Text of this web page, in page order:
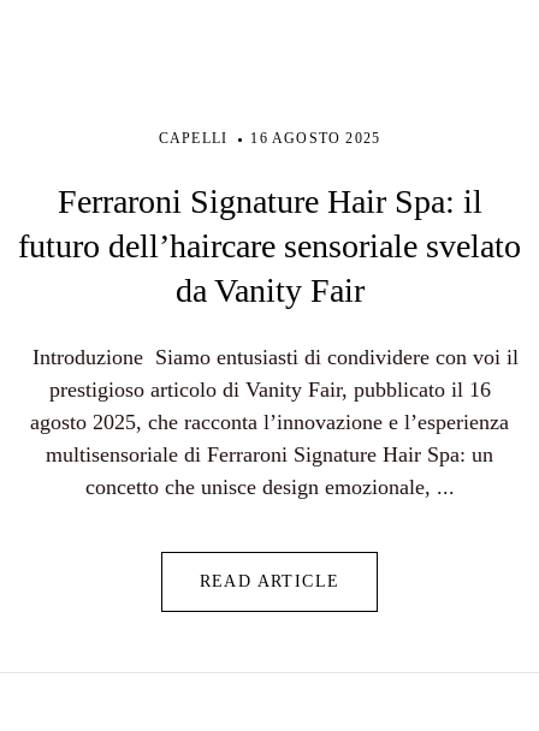
CAPELLI 16 AGOSTO 2025
Ferraroni Signature Hair Spa: il
futuro dell’haircare sensoriale svelato
da Vanity Fair
Introduzione Siamo entusiasti di condividere con voi il
prestigioso articolo di Vanity Fair, pubblicato il 16
agosto 2025, che racconta l’innovazione e l’esperienza
multisensoriale di Ferraroni Signature Hair Spa: un
concetto che unisce design emozionale, ...
READ ARTICLE